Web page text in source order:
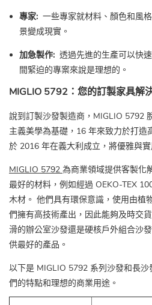
專家: 一些專家就材料、顏色和風
景變成現實。
加急製作: 透過先進的生產可以快
間緊迫的專案來說是理想的。
MIGLIO 5792：您的訂製家具解
說到訂製沙發製造商，MIGLIO 5792
主義美學為基礎，16 年來致力於打造
於 2016 年在義大利成立，將優雅與實
MIGLIO 5792 為商業領域提供客製化
最好的材料，例如經過 OEKO-TEX
木材。 他們具有環保意識，使用由植
們擁有高技術產出，因此能夠及時交
滑的辦公室沙發還是硬核戶外組合沙
供最好的產品。
以下是 MIGLIO 5792 系列沙發和長
們的特點和理想的商業用途。